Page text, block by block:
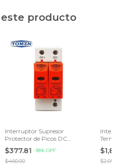
este producto
Interruptor Supresor
Protector de Picos DC
TOMZN | 2P | 1000V Solar
Fotovoltaico
$377.81 -18%OFF
$460.00
2P
con